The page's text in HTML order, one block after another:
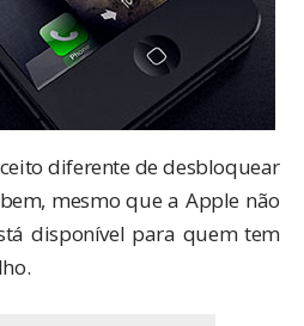
diferente de desbloquear
mesmo que a Apple não
disponível para quem tem